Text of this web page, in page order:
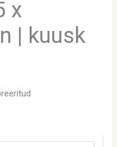
x
| kuusk